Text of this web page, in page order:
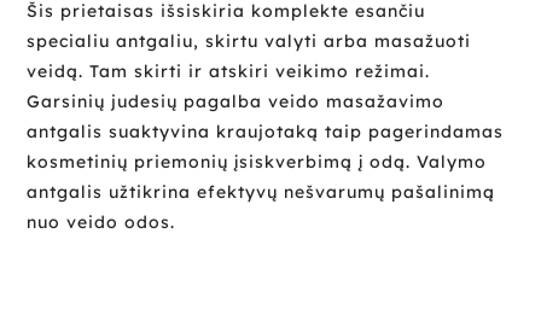
Šis prietaisas išsiskiria komplekte esančiu
specialiu antgaliu, skirtu valyti arba masažuoti
veidą. Tam skirti ir atskiri veikimo režimai.
Garsinių judesių pagalba veido masažavimo
antgalis suaktyvina kraujotaką taip pagerindamas
kosmetinių priemonių įsiskverbimą į odą. Valymo
antgalis užtikrina efektyvų nešvarumų pašalinimą
nuo veido odos.